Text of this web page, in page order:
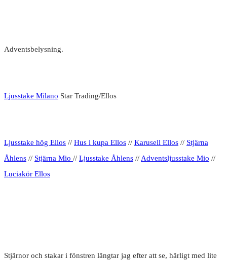
Adventsbelysning.
Ljusstake Milano Star Trading/Ellos
Ljusstake hög Ellos // Hus i kupa Ellos // Karusell Ellos // Stjärna
Åhlens // Stjärna Mio // Ljusstake Åhlens //Adventsljusstake Mio //
Luciakör Ellos
Stjärnor och stakar i fönstren längtar jag efter att se, härligt med lite